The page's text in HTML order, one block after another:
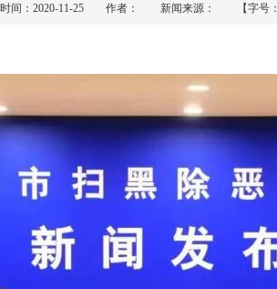
时间：2020-11-25 作者： 新闻来源： 【字号：